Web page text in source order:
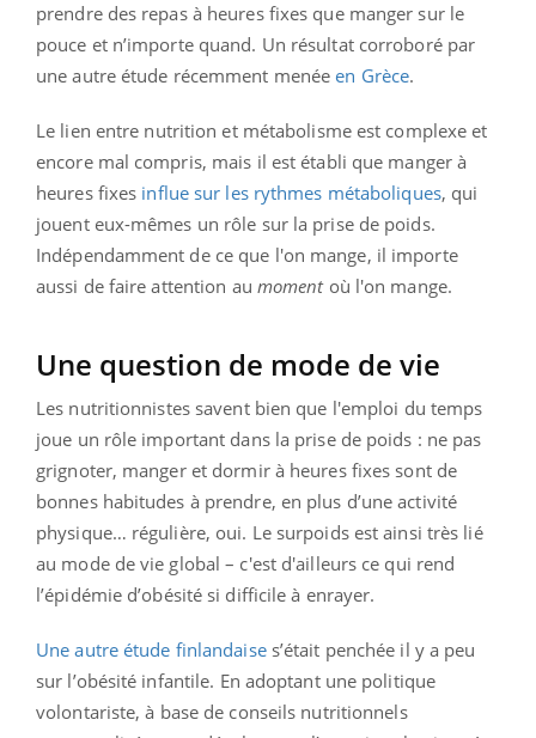
prendre des repas à heures fixes que manger sur le
pouce et n’importe quand. Un résultat corroboré par
une autre étude récemment menéeen Grèce.
Le lien entre nutrition et métabolisme est complexe et
encore mal compris, mais il est établi que manger à
heures fixes influe sur les rythmes métaboliques, qui
jouent eux-mêmes un rôle sur la prise de poids.
Indépendamment de ce que l'on mange, il importe
aussi de faire attention au momentoù l'on mange.
Une question de mode de vie
Les nutritionnistes savent bien que l'emploi du temps
joue un rôle important dans la prise de poids : ne pas
grignoter, manger et dormir à heures fixes sont de
bonnes habitudes à prendre, en plus d’une activité
physique… régulière, oui. Le surpoids est ainsi très lié
au mode de vie global – c'est d'ailleurs ce qui rend
l’épidémie d’obésité si difficile à enrayer.
Une autre étude finlandaises’était penchée il y a peu
sur l’obésité infantile. En adoptant une politique
volontariste, à base de conseils nutritionnels